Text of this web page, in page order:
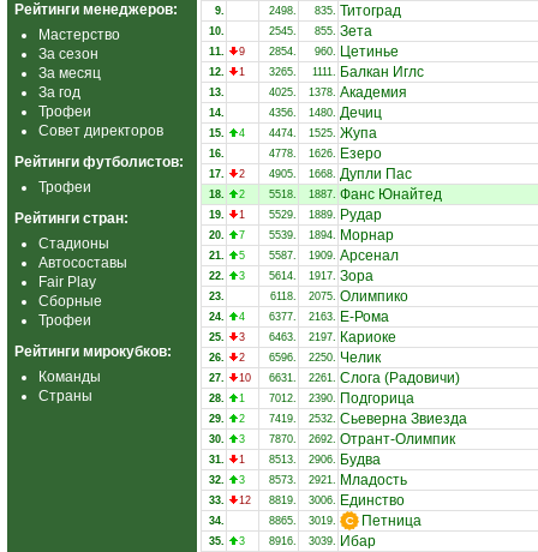
Рейтинги менеджеров:
Мастерство
За сезон
За месяц
За год
Трофеи
Совет директоров
Рейтинги футболистов:
Трофеи
Рейтинги стран:
Стадионы
Автосоставы
Fair Play
Сборные
Трофеи
Рейтинги мирокубков:
Команды
Страны
9. 2498. 835. Титоград
10. 2545. 855. Зета
11. 9 2854. 960. Цетинье
12. 1 3265. 1111. Балкан Иглс
13. 4025. 1378. Академия
14. 4356. 1480. Дечиц
15. 4 4474. 1525. Жупа
16. 4778. 1626. Езеро
17. 2 4905. 1668. Дупли Пас
18. 2 5518. 1887. Фанс Юнайтед
19. 1 5529. 1889. Рудар
20. 7 5539. 1894. Морнар
21. 5 5587. 1909. Арсенал
22. 3 5614. 1917. Зора
23. 6118. 2075. Олимпико
24. 4 6377. 2163. Е-Рома
25. 3 6463. 2197. Кариоке
26. 2 6596. 2250. Челик
27. 10 6631. 2261. Слога (Радовичи)
28. 1 7012. 2390. Подгорица
29. 2 7419. 2532. Сьеверна Звиезда
30. 3 7870. 2692. Отрант-Олимпик
31. 1 8513. 2906. Будва
32. 3 8573. 2921. Младость
33. 12 8819. 3006. Единство
34. 8865. 3019. Петница
35. 3 8916. 3039. Ибар